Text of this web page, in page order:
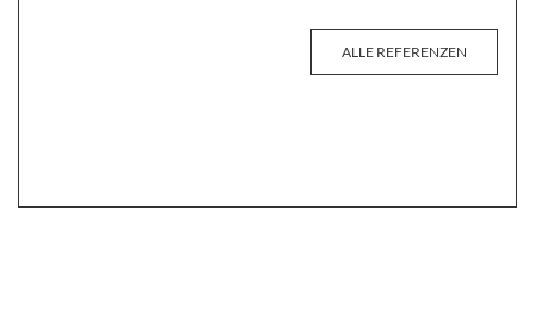
ALLE REFERENZEN